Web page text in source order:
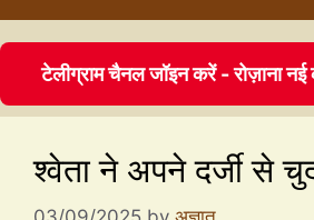
टेलीग्राम चैनल जॉइन करें - रोज़ाना
श्वेता ने अपने दर्जी से